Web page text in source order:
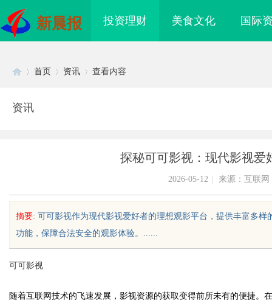
新晨报 投资理财 美食文化 国际
首页 资讯 查看内容
资讯
探秘可可影视：现代影视爱
2026-05-12 来源：互联网
摘要: 可可影视作为现代影视爱好者的理想观影平台，提供丰富多
功能，保障合法安全的观影体验。......
可可影视
随着互联网技术的飞速发展，影视资源的获取变得前所未有的便捷。
配眼镜